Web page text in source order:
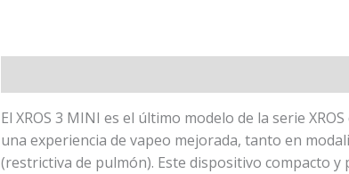
El XROS 3 MINI es el último modelo de la serie
una experiencia de vapeo mejorada, tanto en
(restrictiva de pulmón). Este dispositivo compacto